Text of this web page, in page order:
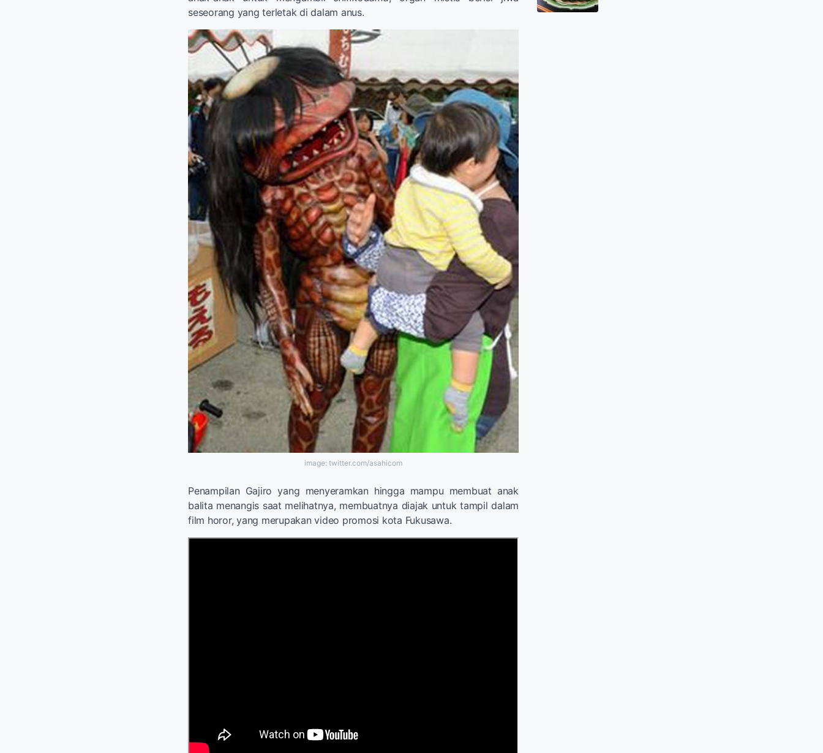
seseorang yang terletak di dalam anus.
image: twitter.com/asahicom
Penampilan Gajiro yang menyeramkan hingga mampu membuat anak
balita menangis saat melihatnya, membuatnya diajak untuk tampil dalam
film horor, yang merupakan video promosi kota Fukusawa.